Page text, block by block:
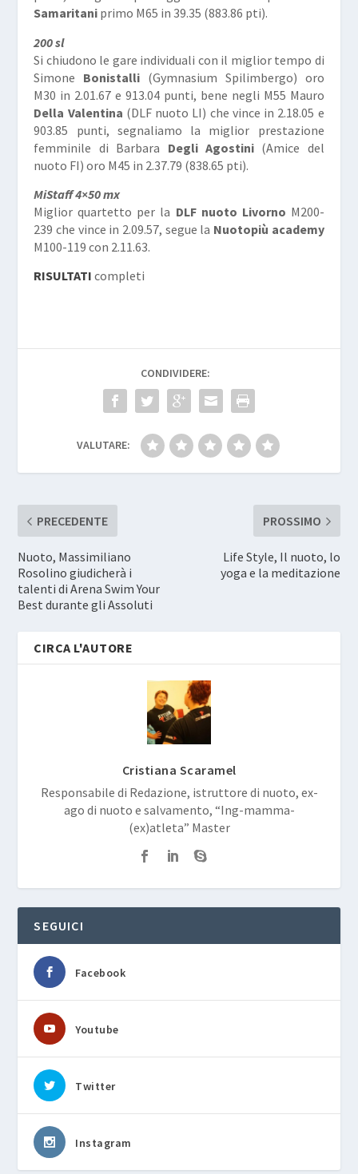
Samaritani primo M65 in 39.35 (883.86 pti).
200 sl
Si chiudono le gare individuali con il miglior tempo di
Simone Bonistalli (Gymnasium Spilimbergo) oro
M30 in 2.01.67 e 913.04 punti, bene negli M55 Mauro
Della Valentina (DLF nuoto LI) che vince in 2.18.05 e
903.85 punti, segnaliamo la miglior prestazione
femminile di Barbara Degli Agostini(Amice del
nuoto FI) oro M45 in 2.37.79 (838.65 pti).
MiStaff 4×50 mx
Miglior quartetto per la DLF nuoto Livorno M200-
239 che vince in 2.09.57, segue la Nuotopiù academy
M100-119 con 2.11.63.
RISULTATI completi
CONDIVIDERE:
VALUTARE:
PRECEDENTE
Nuoto, Massimiliano
Rosolino giudicherà i
talenti di Arena Swim Your
Best durante gli Assoluti
PROSSIMO
Life Style, Il nuoto, lo
yoga e la meditazione
CIRCA L'AUTORE
Cristiana Scaramel
Responsabile di Redazione, istruttore di nuoto, ex-
ago di nuoto e salvamento, “Ing-mamma-
(ex)atleta” Master
SEGUICI
Facebook
Youtube
Twitter
Instagram